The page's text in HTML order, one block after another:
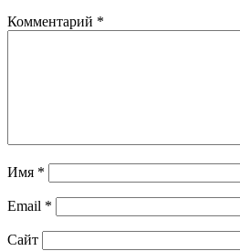
Комментарий *
Имя *
Email *
Сайт